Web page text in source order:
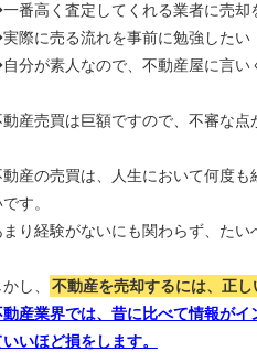
番高く査定してくれる業者に売却
際に売る流れを事前に勉強したい
分が素人なので、不動産屋に言い
動産売買は巨額ですので、不審な点
動産の売買は、人生において何度
す。
まり経験がないにも関わらず、たい
かし、 不動産を売却するには、正
動産業界では、昔に比べて情報が
いほど損をします。